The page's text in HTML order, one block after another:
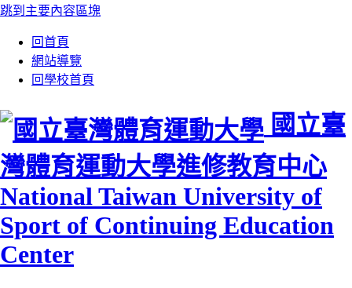
跳到主要內容區塊
回首頁
網站導覽
回學校首頁
國立臺
灣體育運動大學進修教育中心
National Taiwan University of
Sport of Continuing Education
Center